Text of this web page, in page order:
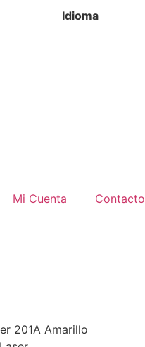
Idioma
Mi Cuenta Contacto
201A Amarillo